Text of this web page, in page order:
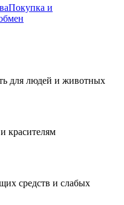
Покупка и
для людей и животных
красителям
средств и слабых